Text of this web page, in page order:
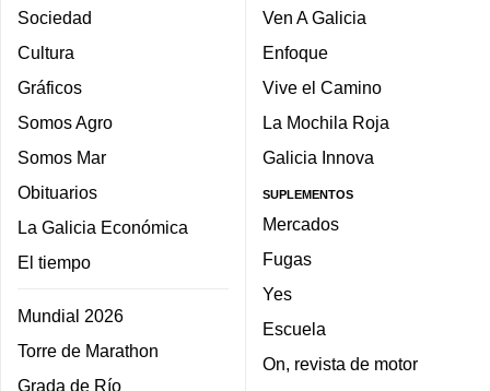
Sociedad
Cultura
Gráficos
Somos Agro
Somos Mar
Obituarios
La Galicia Económica
El tiempo
Mundial 2026
Torre de Marathon
Grada de Río
Ven A Galicia
Enfoque
Vive el Camino
La Mochila Roja
Galicia Innova
SUPLEMENTOS
Mercados
Fugas
Yes
Escuela
On, revista de motor